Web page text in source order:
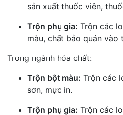
sản xuất thuốc viên,
Trộn phụ gia: Trộn các
màu, chất bảo quản vào
Trong ngành hóa chất:
Trộn bột màu: Trộn các
sơn, mực in.
Trộn phụ gia: Trộn các